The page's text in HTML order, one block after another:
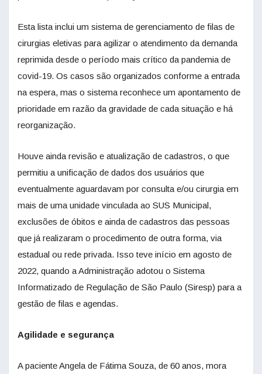
Esta lista inclui um sistema de gerenciamento de filas de
cirurgias eletivas para agilizar o atendimento da demanda
reprimida desde o período mais crítico da pandemia de
covid-19. Os casos são organizados conforme a entrada
na espera, mas o sistema reconhece um apontamento de
prioridade em razão da gravidade de cada situação e há
reorganização.
Houve ainda revisão e atualização de cadastros, o que
permitiu a unificação de dados dos usuários que
eventualmente aguardavam por consulta e/ou cirurgia em
mais de uma unidade vinculada ao SUS Municipal,
exclusões de óbitos e ainda de cadastros das pessoas
que já realizaram o procedimento de outra forma, via
estadual ou rede privada. Isso teve início em agosto de
2022, quando a Administração adotou o Sistema
Informatizado de Regulação de São Paulo (Siresp) para a
gestão de filas e agendas.
Agilidade e segurança
A paciente Angela de Fátima Souza, de 60 anos, mora